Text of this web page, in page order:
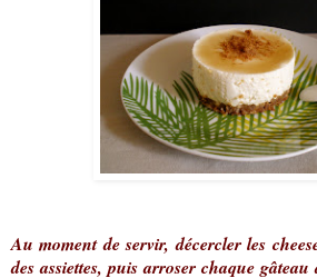
Au moment de servir, décercler les
des assiettes, puis arroser chaque